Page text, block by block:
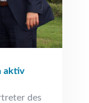
aktiv
des